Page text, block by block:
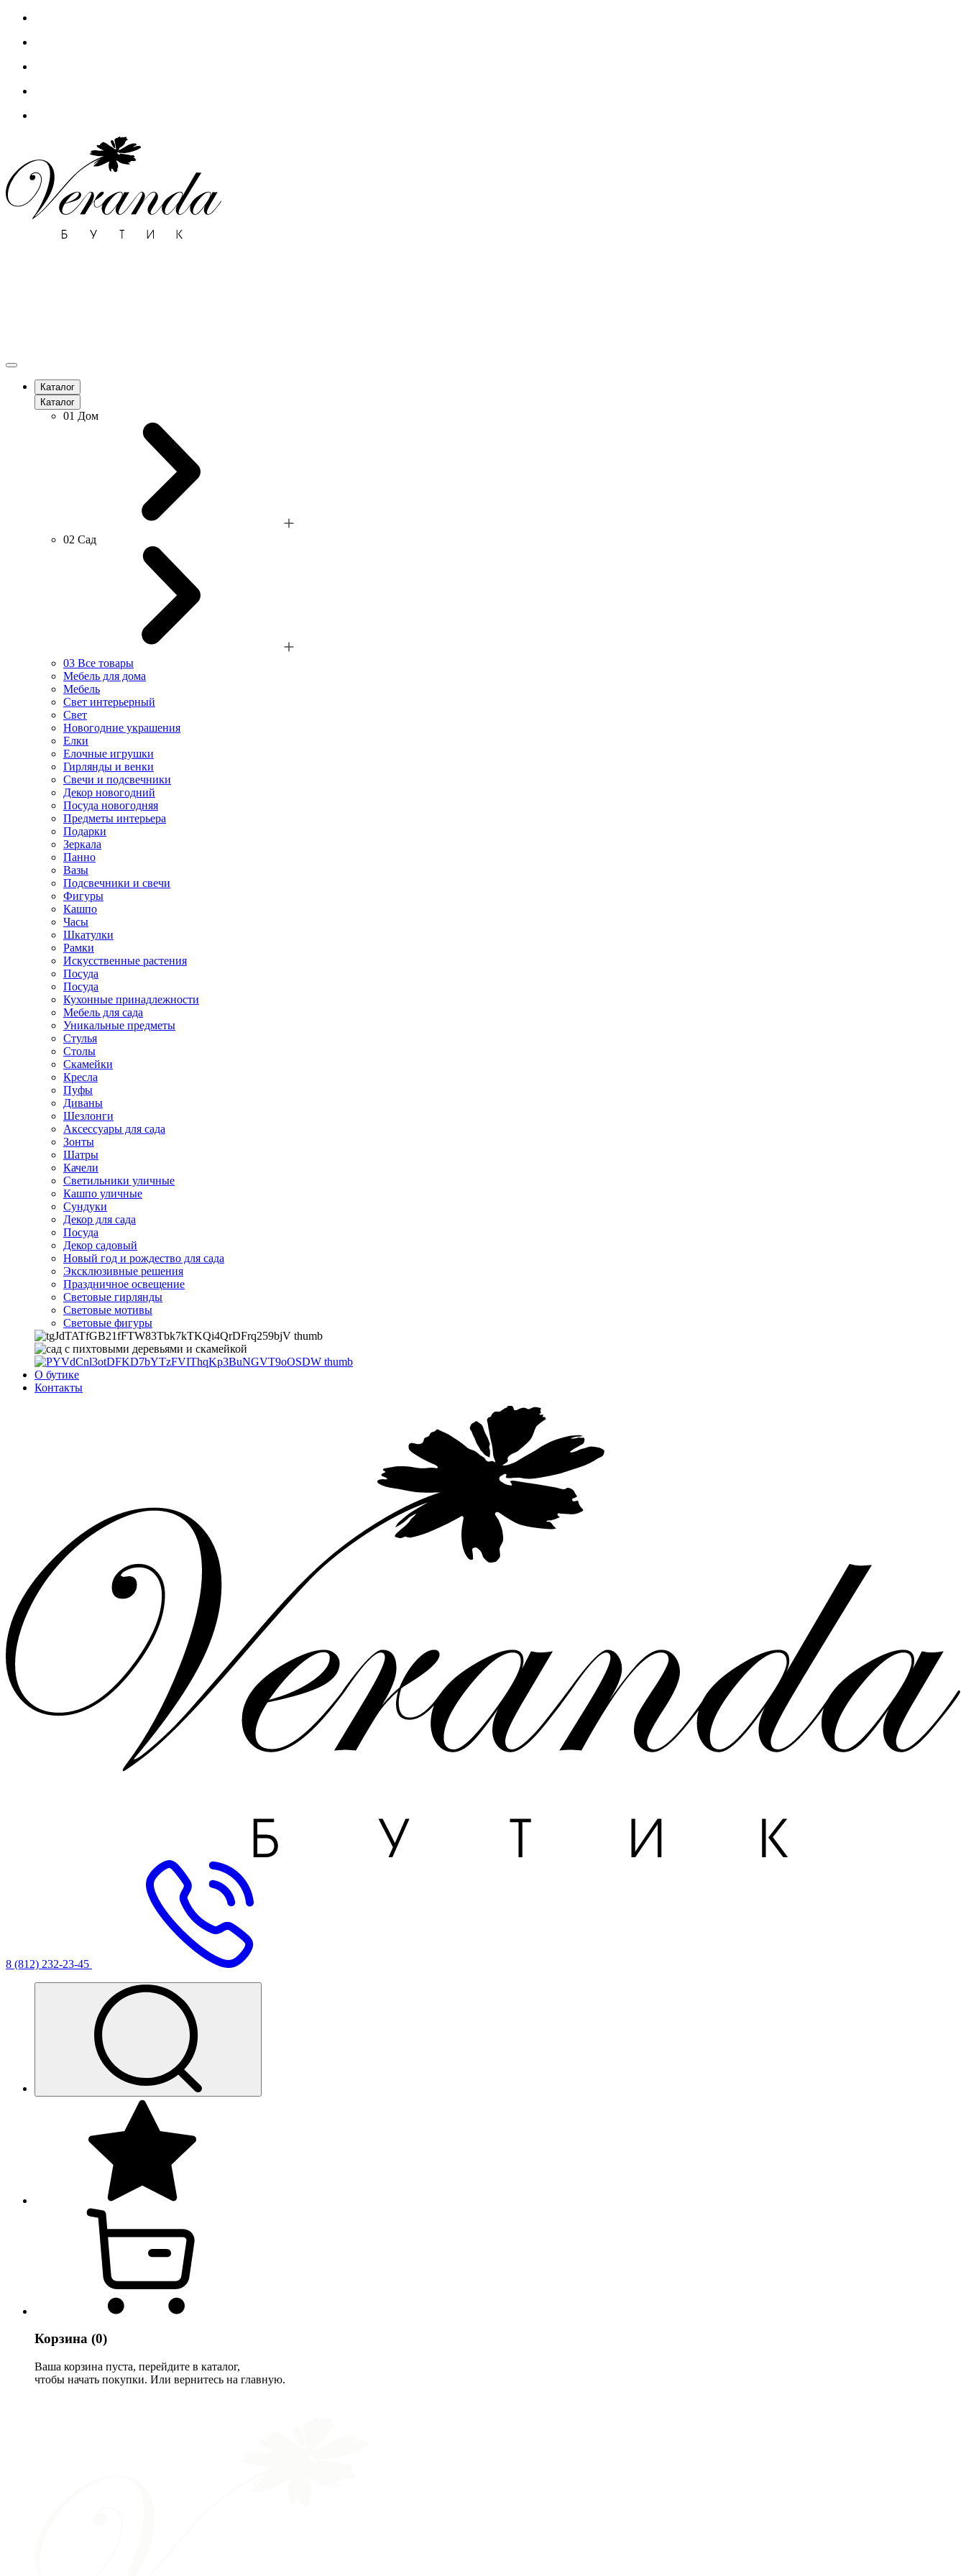
Каталог
Каталог
01 Дом
02 Сад
03 Все товары
Мебель для дома
Мебель
Свет интерьерный
Свет
Новогодние украшения
Елки
Елочные игрушки
Гирлянды и венки
Свечи и подсвечники
Декор новогодний
Посуда новогодняя
Предметы интерьера
Подарки
Зеркала
Панно
Вазы
Подсвечники и свечи
Фигуры
Кашпо
Часы
Шкатулки
Рамки
Искусственные растения
Посуда
Посуда
Кухонные принадлежности
Мебель для сада
Уникальные предметы
Стулья
Столы
Скамейки
Кресла
Пуфы
Диваны
Шезлонги
Аксессуары для сада
Зонты
Шатры
Качели
Cветильники уличные
Кашпо уличные
Сундуки
Декор для сада
Посуда
Декор садовый
Новый год и рождество для сада
Эксклюзивные решения
Праздничное освещение
Световые гирлянды
Световые мотивы
Световые фигуры
О бутике
Контакты
8 (812) 232-23-45
Корзина (0)
Ваша корзина пуста, перейдите в каталог,
чтобы начать покупки. Или вернитесь на главную.